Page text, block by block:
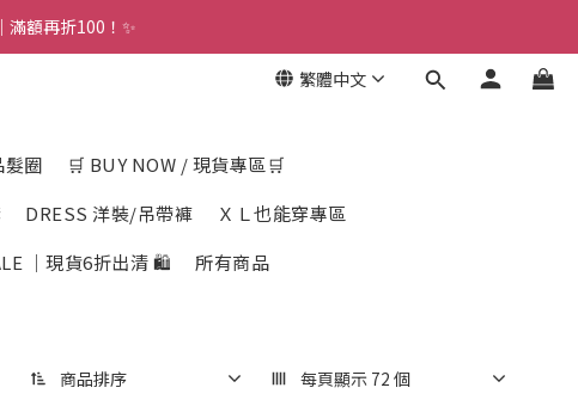
滿額再折100！✨
繁體中文
圈
🛒 BUY NOW / 現貨專區🛒
DRESS 洋裝/吊帶褲
ＸＬ也能穿專區
｜現貨6折出清 🛍️ 所有商品
商品排序 每頁顯示 72 個